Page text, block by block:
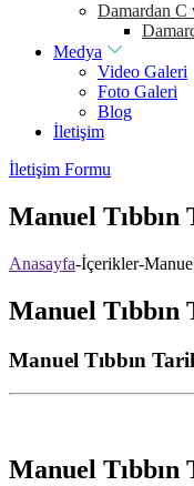
Damardan C
Medya
Video Galeri
Foto Galeri
Blog
İletişim
İletişim Formu
Manuel Tıbbın
Anasayfa-İçerikler-
Manuel Tıbbın
Manuel Tıbbın
Manuel